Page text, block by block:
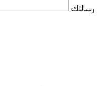
رسالتك